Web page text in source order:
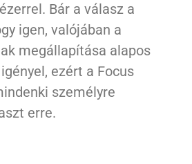
Bár a válasz a
igen, valójában a
megállapítása alapos
ezért a Focus
személyre
erre.